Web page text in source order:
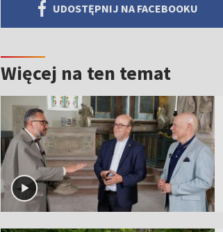
UDOSTĘPNIJ NA FACEBOOKU
Więcej na ten temat